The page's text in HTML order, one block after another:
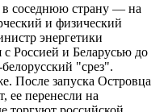
в соседнюю страну — на
и физический
энергетики
Россией и Беларусью до
"срез".
После запуска Островца
ее перенесли на